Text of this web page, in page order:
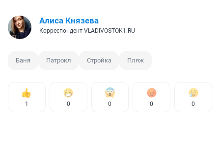
Алиса Князева
Корреспондент VLADIVOSTOK1.RU
Баня Патрокл Стройка Пляж
1 0 0 0 0